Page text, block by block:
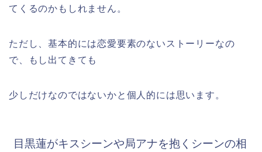
てくるのかもしれません。
ただし、基本的には恋愛要素のないストーリーなの
で、もし出てきても
少しだけなのではないかと個人的には思います。
目黒蓮がキスシーンや局アナを抱くシーンの相